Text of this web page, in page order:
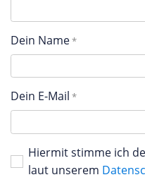
Dein Name
Dein E-Mail
Hiermit stimme ich
laut unserem